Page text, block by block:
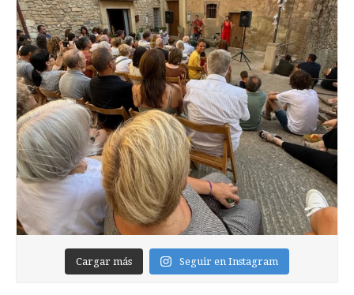
Cargar más Seguir en Instagram